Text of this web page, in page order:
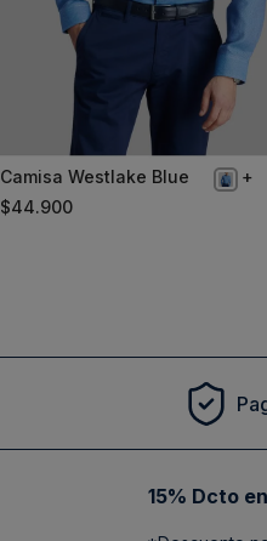
M
Camisa Westlake Blue
$44.900
15% Dcto